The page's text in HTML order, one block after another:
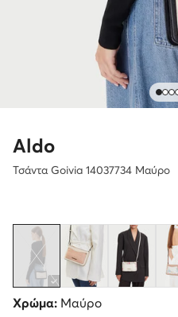
Aldo
Τσάντα Goivia 14037734 Μαύρο
Χρώμα: Μαύρο